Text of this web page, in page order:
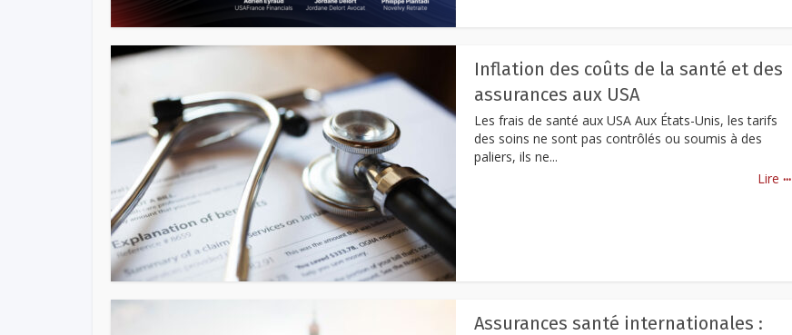
Inflation des coûts de la santé et des
assurances aux USA
Les frais de santé aux USA Aux États-Unis, les tarifs
des soins ne sont pas contrôlés ou soumis à des
paliers, ils ne...
Lire ...
Assurances santé internationales :